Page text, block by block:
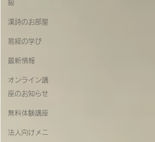
級
漢詩のお部屋
易経の学び
最新情報
オンライン講
座のお知らせ
無料体験講座
法人向けメニ